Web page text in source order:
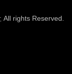
rights Reserved.